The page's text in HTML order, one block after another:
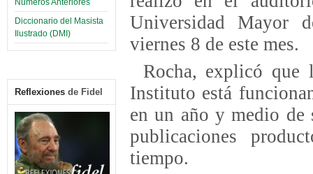
Diccionario del Masista
Ilustrado (DMI)
Reflexiones de Fidel
Universidad Mayor
viernes 8 de este mes.
Rocha, explicó que
Instituto está
en un año y medio
publicaciones
tiempo.